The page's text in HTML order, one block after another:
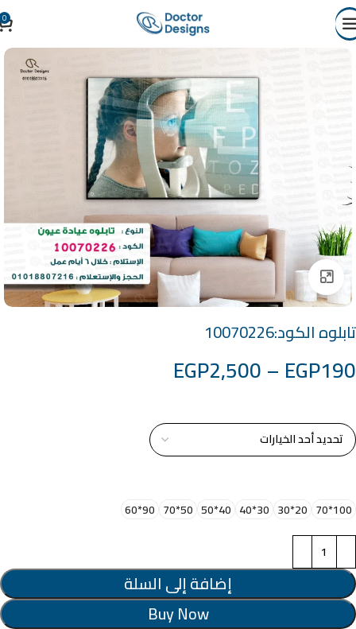
0
Click to enlarge
تابلوه الكود:10070226
EGP190
–
EGP2,500
100*70
20*30
30*40
40*50
50*70
90*60
إضافة إلى السلة
Buy Now